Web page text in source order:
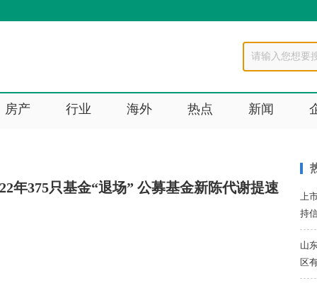
房产 行业 海外 热点 新闻
年375只基金“退场” 公募基金新陈代谢提速
上
持
山
区